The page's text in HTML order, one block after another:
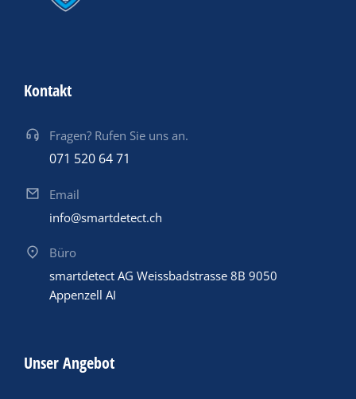
Kontakt
Fragen? Rufen Sie uns an.
071 520 64 71
Email
info@smartdetect.ch
Büro
smartdetect AG Weissbadstrasse 8B 9050
Appenzell AI
Unser Angebot